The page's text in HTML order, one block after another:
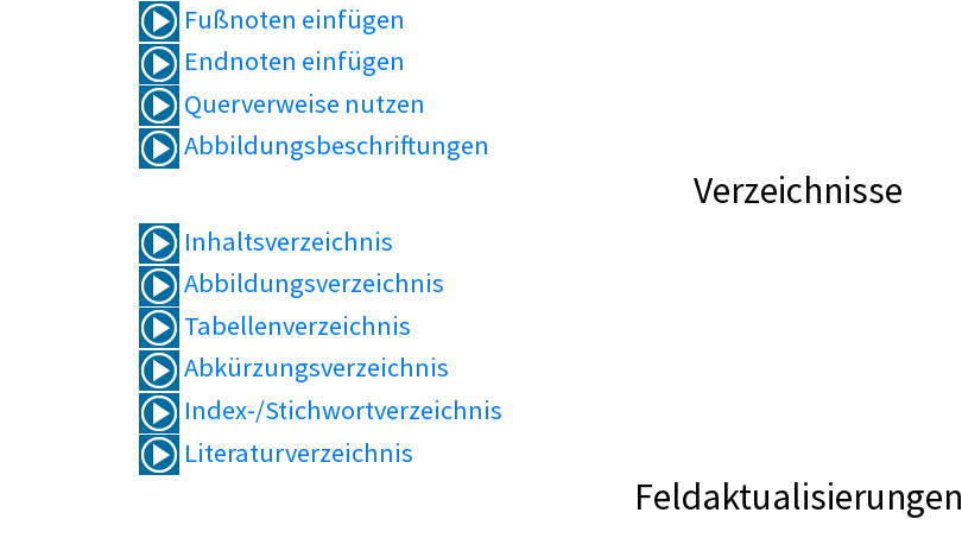
Fußnoten einfügen
Endnoten einfügen
Querverweise nutzen
Abbildungsbeschriftungen
Verzeichnisse
Inhaltsverzeichnis
Abbildungsverzeichnis
Tabellenverzeichnis
Abkürzungsverzeichnis
Index-/Stichwortverzeichnis
Literaturverzeichnis
Feldaktualisierungen